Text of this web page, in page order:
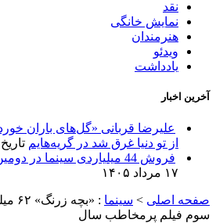
نقد
نمایش خانگی
هنرمندان
ویدئو
یادداشت
آخرین اخبار
علیرضا قربانی «گل‌های باران
از تو دنیا غرق شد در گریه‌هایم تاریخ
فروش 44 میلیاردی سینما در دومین هفته مرداد
۱۷ مرداد ۱۴۰۵
صفحه اصلی > سینما :
سوم فیلم پرمخاطب سال